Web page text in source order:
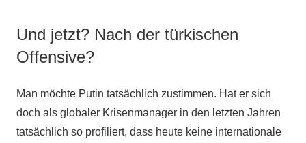
Und jetzt? Nach der türkischen
Offensive?
Man möchte Putin tatsächlich zustimmen. Hat er sich
doch als globaler Krisenmanager in den letzten Jahren
tatsächlich so profiliert, dass heute keine internationale